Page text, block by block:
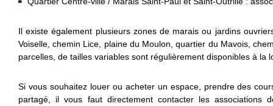
Il existe également plusieurs zones de marais ou jardins
Voiselle, chemin Lice, plaine du Moulon, quartier du Mavois,
parcelles, de tailles variables sont régulièrement disponibles à la
Si vous souhaitez louer ou acheter un espace, prendre des
partagé, il vous faut directement contacter les associations